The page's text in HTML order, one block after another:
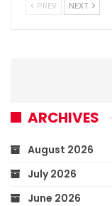
PREV NEXT
ARCHIVES
August 2026
July 2026
June 2026